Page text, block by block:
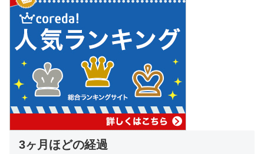
3ヶ月ほどの経過